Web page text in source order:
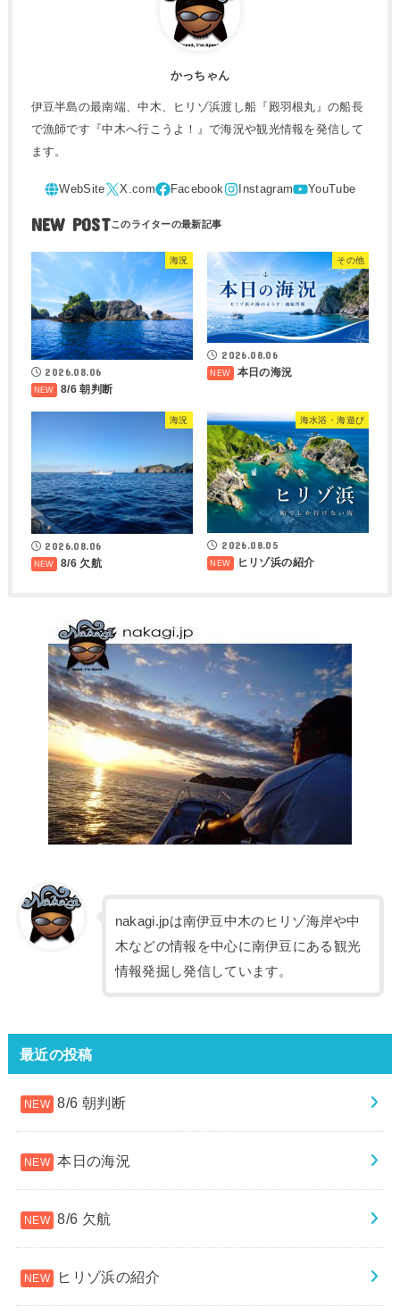
かっちゃん
伊豆半島の最南端、中木、ヒリゾ浜渡し船『殿羽根丸』の船長
で漁師です『中木へ行こうよ！』で海況や観光情報を発信して
ます。
NEW POST
海況
2026.08.06
8/6 朝判断
その他
2026.08.06
本日の海況
海況
2026.08.06
8/6 欠航
海水浴・海遊び
2026.08.05
ヒリゾ浜の紹介
nakagi.jpは南伊豆中木のヒリゾ海岸や中
木などの情報を中心に南伊豆にある観光
情報発掘し発信しています。
最近の投稿
8/6 朝判断
本日の海況
8/6 欠航
ヒリゾ浜の紹介